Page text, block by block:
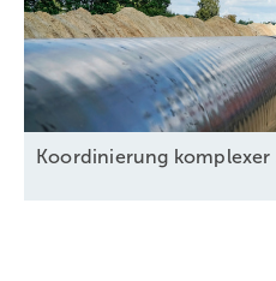
Ko ordinierung komplexer